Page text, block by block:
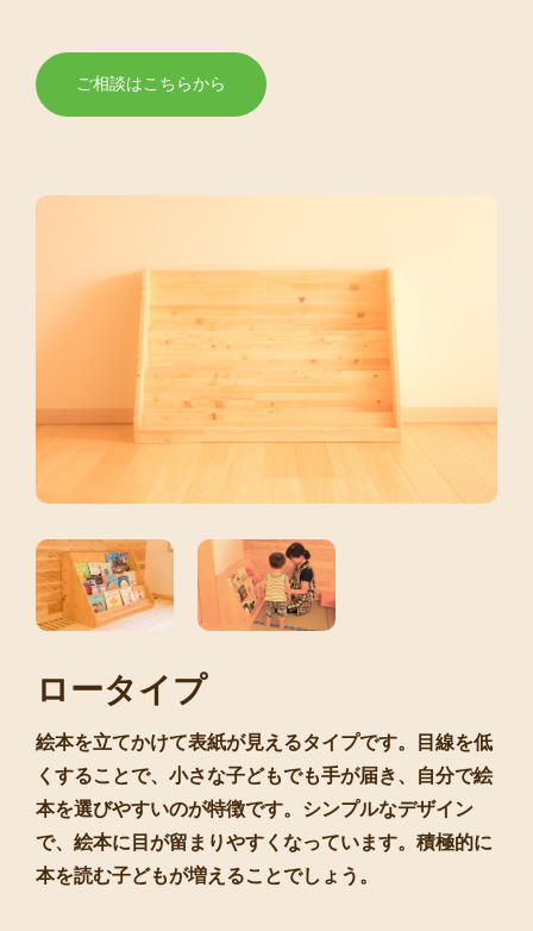
ご相談はこちらから
ロータイプ
絵本を立てかけて表紙が見えるタイプです。目線を低
くすることで、小さな子どもでも手が届き、自分で絵
本を選びやすいのが特徴です。シンプルなデザイン
で、絵本に目が留まりやすくなっています。積極的に
本を読む子どもが増えることでしょう。